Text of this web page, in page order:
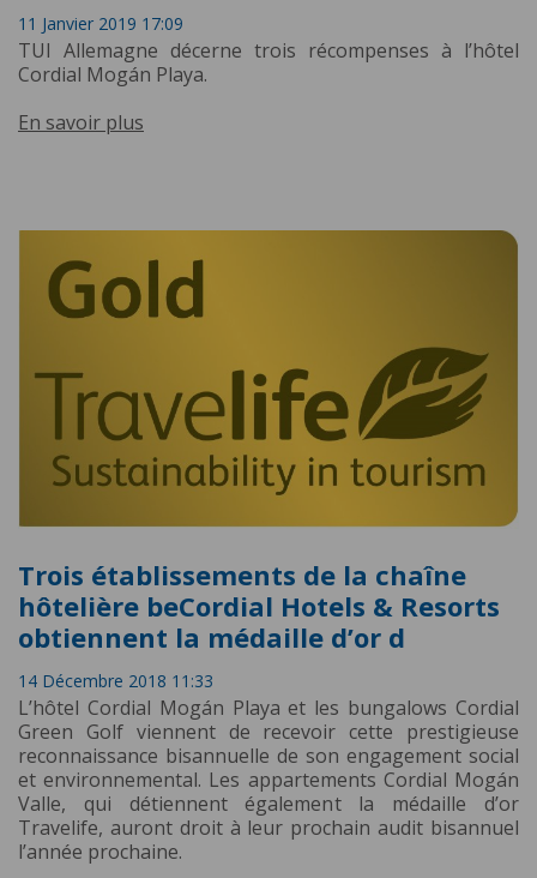
11 Janvier 2019 17:09
TUI Allemagne décerne trois récompenses à l’hôtel
Cordial Mogán Playa.
En savoir plus
Trois établissements de la chaîne
hôtelière beCordial Hotels & Resorts
obtiennent la médaille d’or d
14 Décembre 2018 11:33
L’hôtel Cordial Mogán Playa et les bungalows Cordial
Green Golf viennent de recevoir cette prestigieuse
reconnaissance bisannuelle de son engagement social
et environnemental. Les appartements Cordial Mogán
Valle, qui détiennent également la médaille d’or
Travelife, auront droit à leur prochain audit bisannuel
l’année prochaine.